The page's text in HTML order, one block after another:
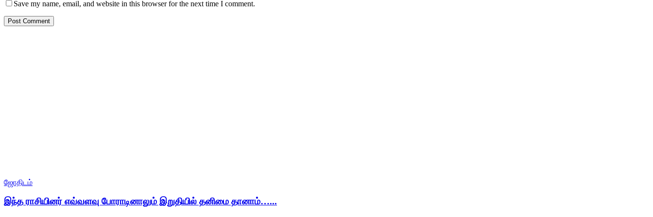
Save my name, email, and website in this browser for the next time I comment.
ஜோதிடம்
இந்த ராசியினர் எவ்வளவு போராடினாலும் இறுதியில் தனிமை தானாம்…...